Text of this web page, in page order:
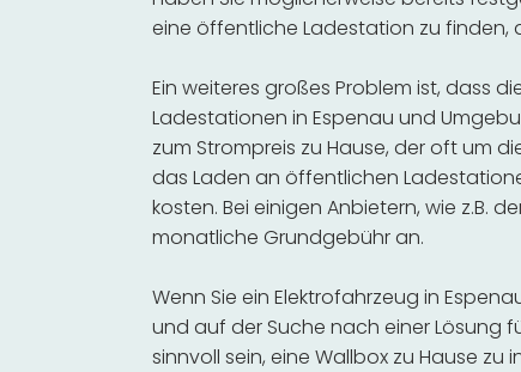
eine öffentliche Ladestation zu finden,
Ein weiteres großes Problem ist, dass
Ladestationen in Espenau und
zum Strompreis zu Hause, der oft um
das Laden an öffentlichen
kosten. Bei einigen Anbietern, wie z.B.
monatliche Grundgebühr an.
Wenn Sie ein Elektrofahrzeug in
und auf der Suche nach einer Lösung
sinnvoll sein, eine Wallbox zu Hause zu